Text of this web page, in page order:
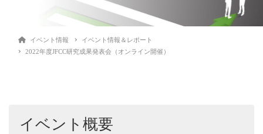
イベント情報
イベント情報＆レポート
2022年度JFCC研究成果発表会（オンライン開催）
イベント概要